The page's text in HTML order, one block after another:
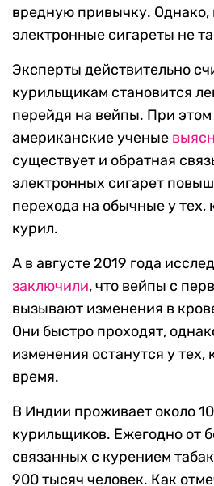
вредную привычку.
электронные сигареты не
Эксперты действительно
курильщикам становится
перейдя на вейпы. При этом
американские ученые
существует и обратная
электронных сигарет
перехода на обычные у тех,
курил.
А в августе 2019 года
заключили, что вейпы с
вызывают изменения в
Они быстро проходят,
изменения останутся у тех,
время.
В Индии проживает около
курильщиков. Ежегодно от
связанных с курением
900 тысяч человек. Как